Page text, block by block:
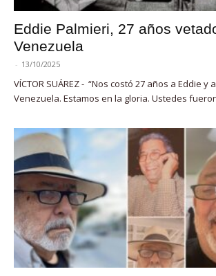
Eddie Palmieri, 27 años
Venezuela
- 13/10/2025
VÍCTOR SUÁREZ - “Nos costó 27 años a Eddie y
Venezuela. Estamos en la gloria. Ustedes